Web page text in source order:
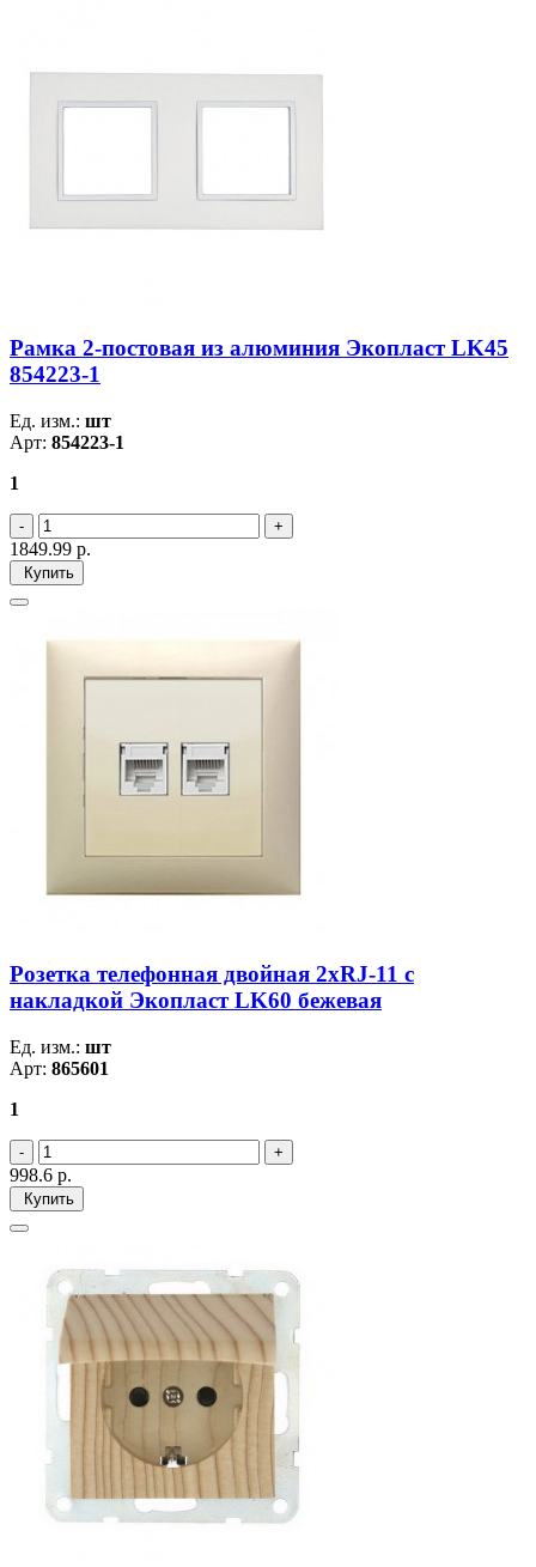
Рамка 2-постовая из алюминия Экопласт LK45
854223-1
Ед. изм.: шт
Арт: 854223-1
1
1849.99 р.
Купить
Розетка телефонная двойная 2хRJ-11 с
накладкой Экопласт LK60 бежевая
Ед. изм.: шт
Арт: 865601
1
998.6 р.
Купить